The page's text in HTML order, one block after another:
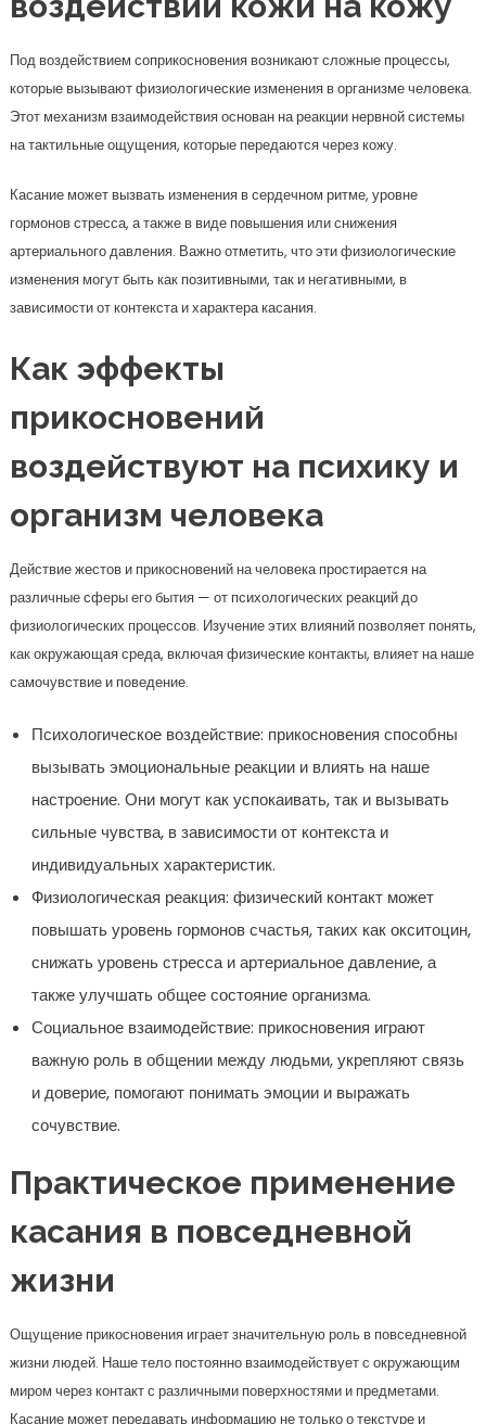
Под воздействием соприкосновения возникают сложные процессы,
которые вызывают физиологические изменения в организме человека.
Этот механизм взаимодействия основан на реакции нервной системы
на тактильные ощущения, которые передаются через кожу.
Касание может вызвать изменения в сердечном ритме, уровне
гормонов стресса, а также в виде повышения или снижения
артериального давления. Важно отметить, что эти физиологические
изменения могут быть как позитивными, так и негативными, в
зависимости от контекста и характера касания.
Как эффекты
прикосновений
воздействуют на психику и
организм человека
Действие жестов и прикосновений на человека простирается на
различные сферы его бытия — от психологических реакций до
физиологических процессов. Изучение этих влияний позволяет понять,
как окружающая среда, включая физические контакты, влияет на наше
самочувствие и поведение.
Психологическое воздействие: прикосновения способны
вызывать эмоциональные реакции и влиять на наше
настроение. Они могут как успокаивать, так и вызывать
сильные чувства, в зависимости от контекста и
индивидуальных характеристик.
Физиологическая реакция: физический контакт может
повышать уровень гормонов счастья, таких как окситоцин,
снижать уровень стресса и артериальное давление, а
также улучшать общее состояние организма.
Социальное взаимодействие: прикосновения играют
важную роль в общении между людьми, укрепляют связь
и доверие, помогают понимать эмоции и выражать
сочувствие.
Практическое применение
касания в повседневной
жизни
Ощущение прикосновения играет значительную роль в повседневной
жизни людей. Наше тело постоянно взаимодействует с окружающим
миром через контакт с различными поверхностями и предметами.
Касание может передавать информацию не только о текстуре и